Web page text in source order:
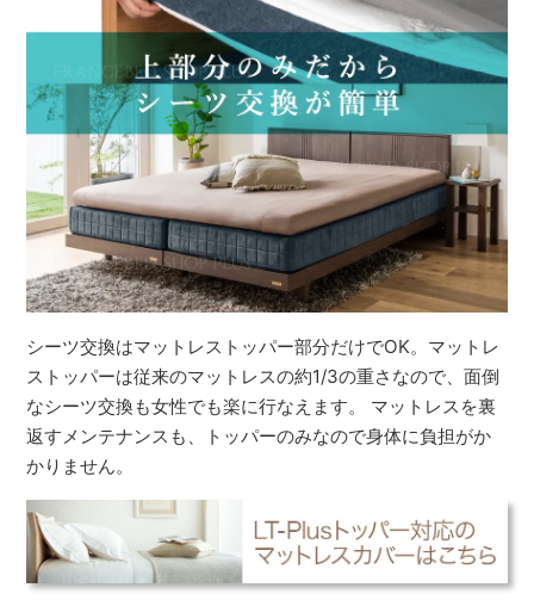
シーツ交換はマットレストッパー部分だけでOK。マットレ
ストッパーは従来のマットレスの約1/3の重さなので、面倒
なシーツ交換も女性でも楽に行なえます。 マットレスを裏
返すメンテナンスも、トッパーのみなので身体に負担がか
かりません。